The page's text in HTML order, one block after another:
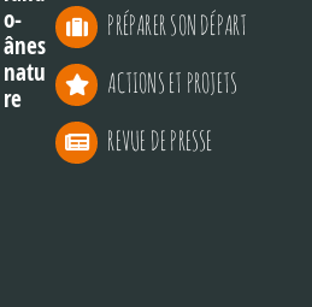
PRÉPARER SON DÉPART
ACTIONS ET PROJETS
REVUE DE PRESSE